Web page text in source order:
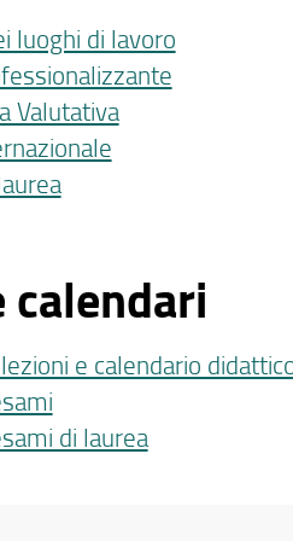
luoghi di lavoro
Valutativa
calendari
e calendario
di laurea